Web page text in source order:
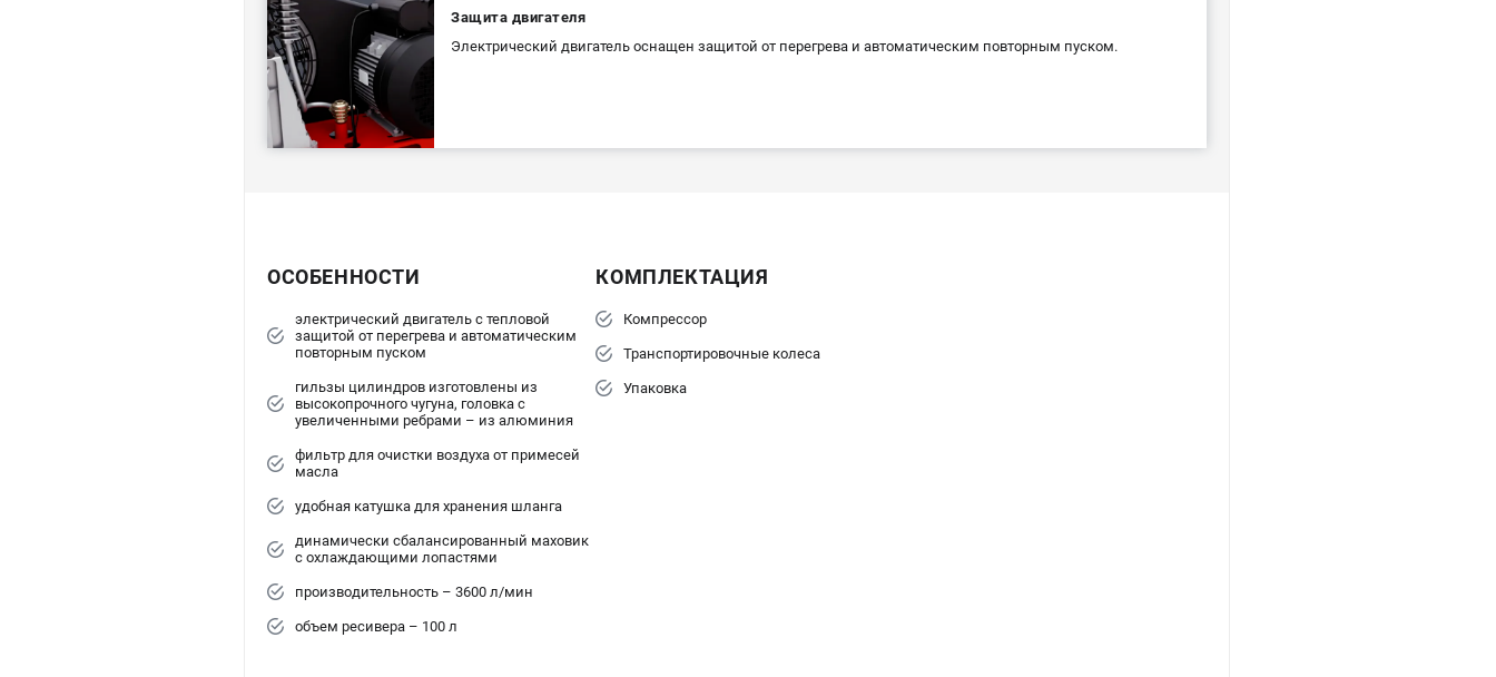
Защита двигателя
Электрический двигатель оснащен защитой от перегрева и автоматическим повторным пуском.
ОСОБЕННОСТИ
электрический двигатель с тепловой
защитой от перегрева и автоматическим
повторным пуском
гильзы цилиндров изготовлены из
высокопрочного чугуна, головка с
увеличенными ребрами – из алюминия
фильтр для очистки воздуха от примесей
масла
удобная катушка для хранения шланга
динамически сбалансированный маховик
с охлаждающими лопастями
производительность – 3600 л/мин
объем ресивера – 100 л
КОМПЛЕКТАЦИЯ
Компрессор
Транспортировочные колеса
Упаковка